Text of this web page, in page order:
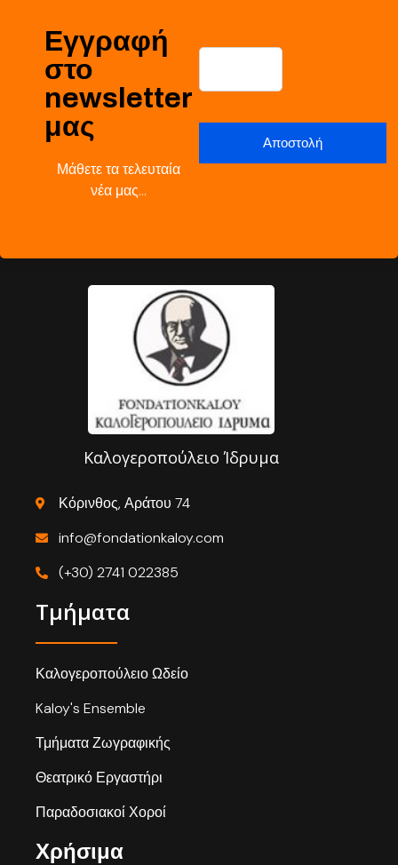
Εγγραφή
στο
newsletter
μας
Μάθετε τα τελευταία
νέα μας…
Καλογεροπούλειο Ίδρυμα
Κόρινθος, Αράτου 74
info@fondationkaloy.com
(+30) 2741 022385
Τμήματα
Καλογεροπούλειο Ωδείο
Kaloy's Ensemble
Τμήματα Ζωγραφικής
Θεατρικό Εργαστήρι
Παραδοσιακοί Χοροί
Χρήσιμα